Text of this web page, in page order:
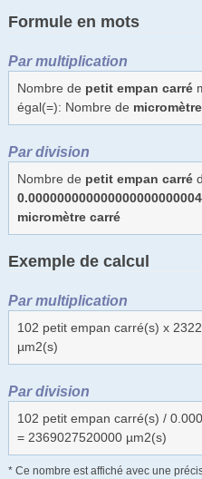
Formule en mots
Par multiplication
Nombre de petit empan carré
égal(=): Nombre de
Par division
Nombre de petit empan carré
micromètre carré
Exemple de calcul
Par multiplication
102 petit empan carré(s) x
µm2(s)
Par division
102 petit empan carré(s) /
= 2369027520000 µm2(s)
* Ce nombre est affiché avec une